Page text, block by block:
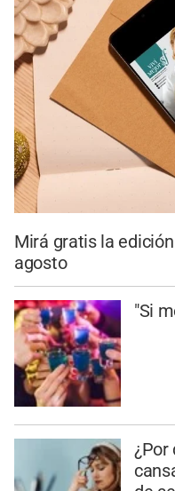
Mirá gratis la
agosto
"Si
¿Por